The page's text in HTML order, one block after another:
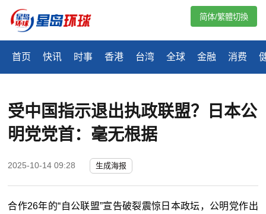
首页 快讯 时事 香港 台湾 全球 金融 消费
简体/繁體切換
受中国指示退出执政联盟？日本公
明党党首：毫无根据
2025-10-14 09:28 生成海报
合作26年的“自公联盟”宣告破裂震惊日本政坛，公明党作出